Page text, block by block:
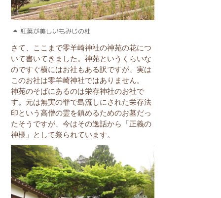
紅葉が美しいもみじの杜
さて、ここまで零羊崎神社の神苑の花につ
いて書いてきました。神苑というくらいな
のですぐ横にはお社もある訳ですが、実は
このお社は零羊崎神社ではありません。
神苑のそばにあるのは栄存神社のお社で
す。元は無実の罪で島流しにされた栄存法
印という高僧の霊を鎮めるためのお墓だっ
たそうですが、今はその逸話から「正義の
神様」として祭られています。